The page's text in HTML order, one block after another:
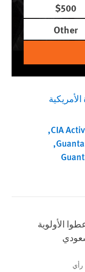
$500
Other
CIA
الأولوية
رأي